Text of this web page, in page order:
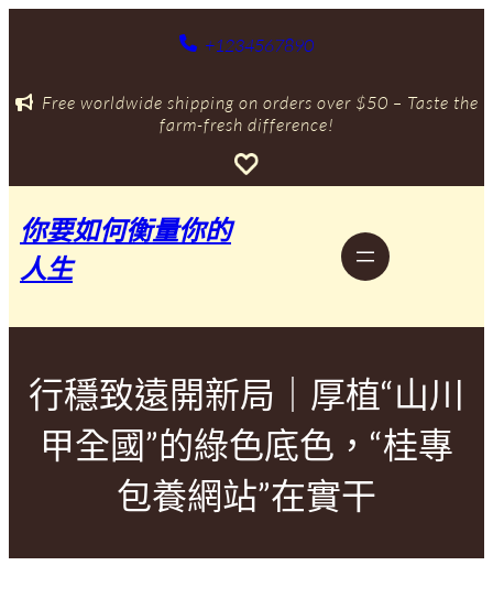
內
+1234567890
Free worldwide shipping on orders over $50 – Taste the
farm-fresh difference!
你要如何衡量你的
人生
行穩致遠開新局｜厚植“山川
甲全國”的綠色底色，“桂專
包養網站”在實干